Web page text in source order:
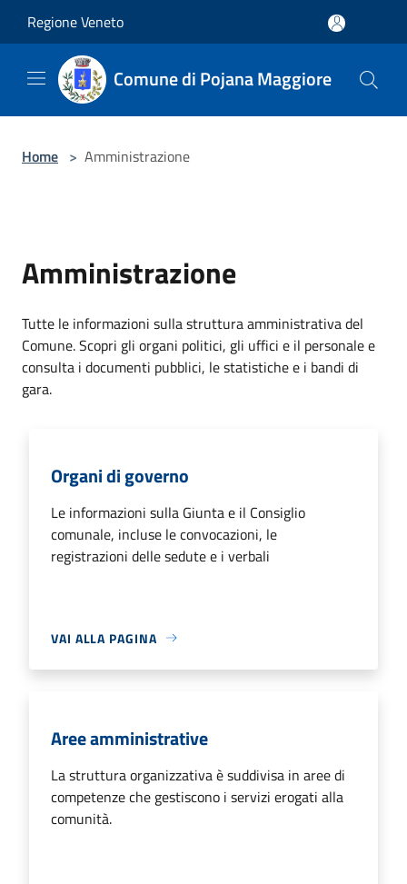
Regione Veneto
Comune di Pojana Maggiore
Home > Amministrazione
Amministrazione
Tutte le informazioni sulla struttura amministrativa del
Comune. Scopri gli organi politici, gli uffici e il personale e
consulta i documenti pubblici, le statistiche e i bandi di
gara.
Organi di governo
Le informazioni sulla Giunta e il Consiglio
comunale, incluse le convocazioni, le
registrazioni delle sedute e i verbali
VAI ALLA PAGINA
Aree amministrative
La struttura organizzativa è suddivisa in aree di
competenze che gestiscono i servizi erogati alla
comunità.